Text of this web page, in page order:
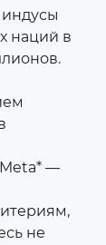
наций в
—
не